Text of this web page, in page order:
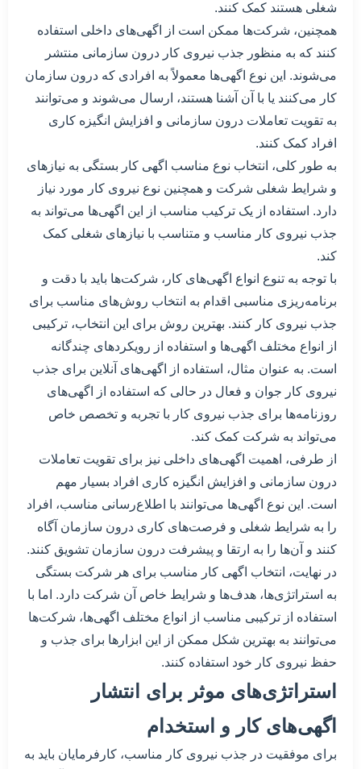
شغلی هستند کمک کنند.
همچنین، شرکت‌ها ممکن است از اگهی‌های داخلی استفاده
کنند که به منظور جذب نیروی کار درون سازمانی منتشر
می‌شوند. این نوع اگهی‌ها معمولاً به افرادی که درون سازمان
کار می‌کنند یا با آن آشنا هستند، ارسال می‌شوند و می‌توانند
به تقویت تعاملات درون سازمانی و افزایش انگیزه کاری
افراد کمک کنند.
به طور کلی، انتخاب نوع مناسب اگهی کار بستگی به نیازهای
و شرایط شغلی شرکت و همچنین نوع نیروی کار مورد نیاز
دارد. استفاده از یک ترکیب مناسب از این اگهی‌ها می‌تواند به
جذب نیروی کار مناسب و متناسب با نیازهای شغلی کمک
کند.
با توجه به تنوع انواع اگهی‌های کار، شرکت‌ها باید با دقت و
برنامه‌ریزی مناسبی اقدام به انتخاب روش‌های مناسب برای
جذب نیروی کار کنند. بهترین روش برای این انتخاب، ترکیبی
از انواع مختلف اگهی‌ها و استفاده از رویکردهای چندگانه
است. به عنوان مثال، استفاده از اگهی‌های آنلاین برای جذب
نیروی کار جوان و فعال در حالی که استفاده از اگهی‌های
روزنامه‌ها برای جذب نیروی کار با تجربه و تخصص خاص
می‌تواند به شرکت کمک کند.
از طرفی، اهمیت اگهی‌های داخلی نیز برای تقویت تعاملات
درون سازمانی و افزایش انگیزه کاری افراد بسیار مهم
است. این نوع اگهی‌ها می‌توانند با اطلاع‌رسانی مناسب، افراد
را به شرایط شغلی و فرصت‌های کاری درون سازمان آگاه
کنند و آن‌ها را به ارتقا و پیشرفت درون سازمان تشویق کنند.
در نهایت، انتخاب اگهی کار مناسب برای هر شرکت بستگی
به استراتژی‌ها، هدف‌ها و شرایط خاص آن شرکت دارد. اما با
استفاده از ترکیبی مناسب از انواع مختلف اگهی‌ها، شرکت‌ها
می‌توانند به بهترین شکل ممکن از این ابزار‌ها برای جذب و
حفظ نیروی کار خود استفاده کنند.
استراتژی‌های موثر برای انتشار
اگهی‌های کار و استخدام
برای موفقیت در جذب نیروی کار مناسب، کارفرمایان باید به